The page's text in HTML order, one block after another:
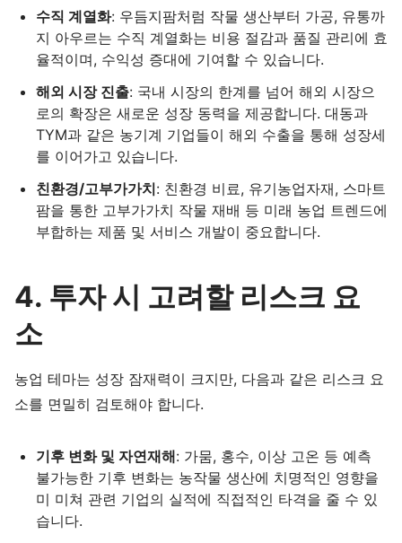
수직 계열화: 우듬지팜처럼 작물 생산부터 가공, 유통까
지 아우르는 수직 계열화는 비용 절감과 품질 관리에 효
율적이며, 수익성 증대에 기여할 수 있습니다.
해외 시장 진출: 국내 시장의 한계를 넘어 해외 시장으
로의 확장은 새로운 성장 동력을 제공합니다. 대동과
TYM과 같은 농기계 기업들이 해외 수출을 통해 성장세
를 이어가고 있습니다.
친환경/고부가가치: 친환경 비료, 유기농업자재, 스마트
팜을 통한 고부가가치 작물 재배 등 미래 농업 트렌드에
부합하는 제품 및 서비스 개발이 중요합니다.
4. 투자 시 고려할 리스크 요
소
농업 테마는 성장 잠재력이 크지만, 다음과 같은 리스크 요
소를 면밀히 검토해야 합니다.
기후 변화 및 자연재해: 가뭄, 홍수, 이상 고온 등 예측
불가능한 기후 변화는 농작물 생산에 치명적인 영향을
미 미쳐 관련 기업의 실적에 직접적인 타격을 줄 수 있
습니다.